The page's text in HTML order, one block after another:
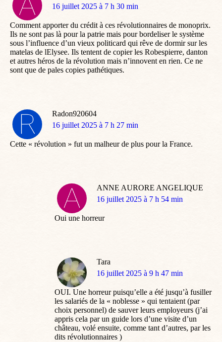
dit
16 juillet 2025 à 7 h 30 min
Comment apporter du crédit à ces révolutionnaires de monoprix.
Ils ne sont pas là pour la patrie mais pour bordeliser le système
sous l’influence d’un vieux politicard qui rêve de dormir sur les
matelas de lElysee. Ils tentent de copier les Robespierre, danton
et autres héros de la révolution mais n’innovent en rien. Ce ne
sont que de pales copies pathétiques.
Radon920604
dit
16 juillet 2025 à 7 h 27 min
Cette « révolution » fut un malheur de plus pour la France.
ANNE AURORE ANGELIQUE
dit
16 juillet 2025 à 7 h 54 min
Oui une horreur
Tara
dit
16 juillet 2025 à 9 h 47 min
OUI. Une horreur puisqu’elle a été jusqu’à fusiller
les salariés de la « noblesse » qui tentaient (par
choix personnel) de sauver leurs employeurs (j’ai
appris cela par un guide lors d’une visite d’un
château, volé ensuite, comme tant d’autres, par les
dits révolutionnaires )